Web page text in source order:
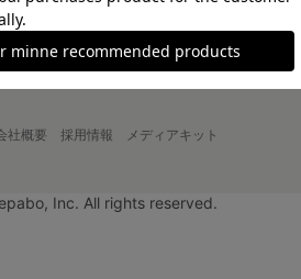
社概要 採用情報 メディアキット
Inc. All rights reserved.